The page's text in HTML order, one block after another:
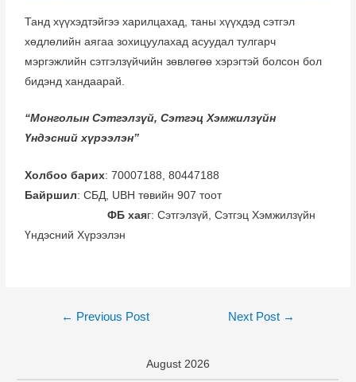
Танд хүүхэдтэйгээ харилцахад, таны хүүхдэд сэтгэл
хөдлөлийн аягаа зохицуулахад асуудал тулгарч
мэргэжлийн сэтгэлзүйчийн зөвлөгөө хэрэгтэй болсон бол
бидэнд хандаарай.
“Монголын Сэтгэлзүй, Сэтгэц Хэмжилзүйн
Үндэсний хүрээлэн”
Холбоо барих: 70007188, 80447188
Байршил: СБД, UBH төвийн 907 тоот
ФБ хаяг: Сэтгэлзүй, Сэтгэц Хэмжилзүйн
Үндэсний Хүрээлэн
← Previous Post Next Post →
August 2026